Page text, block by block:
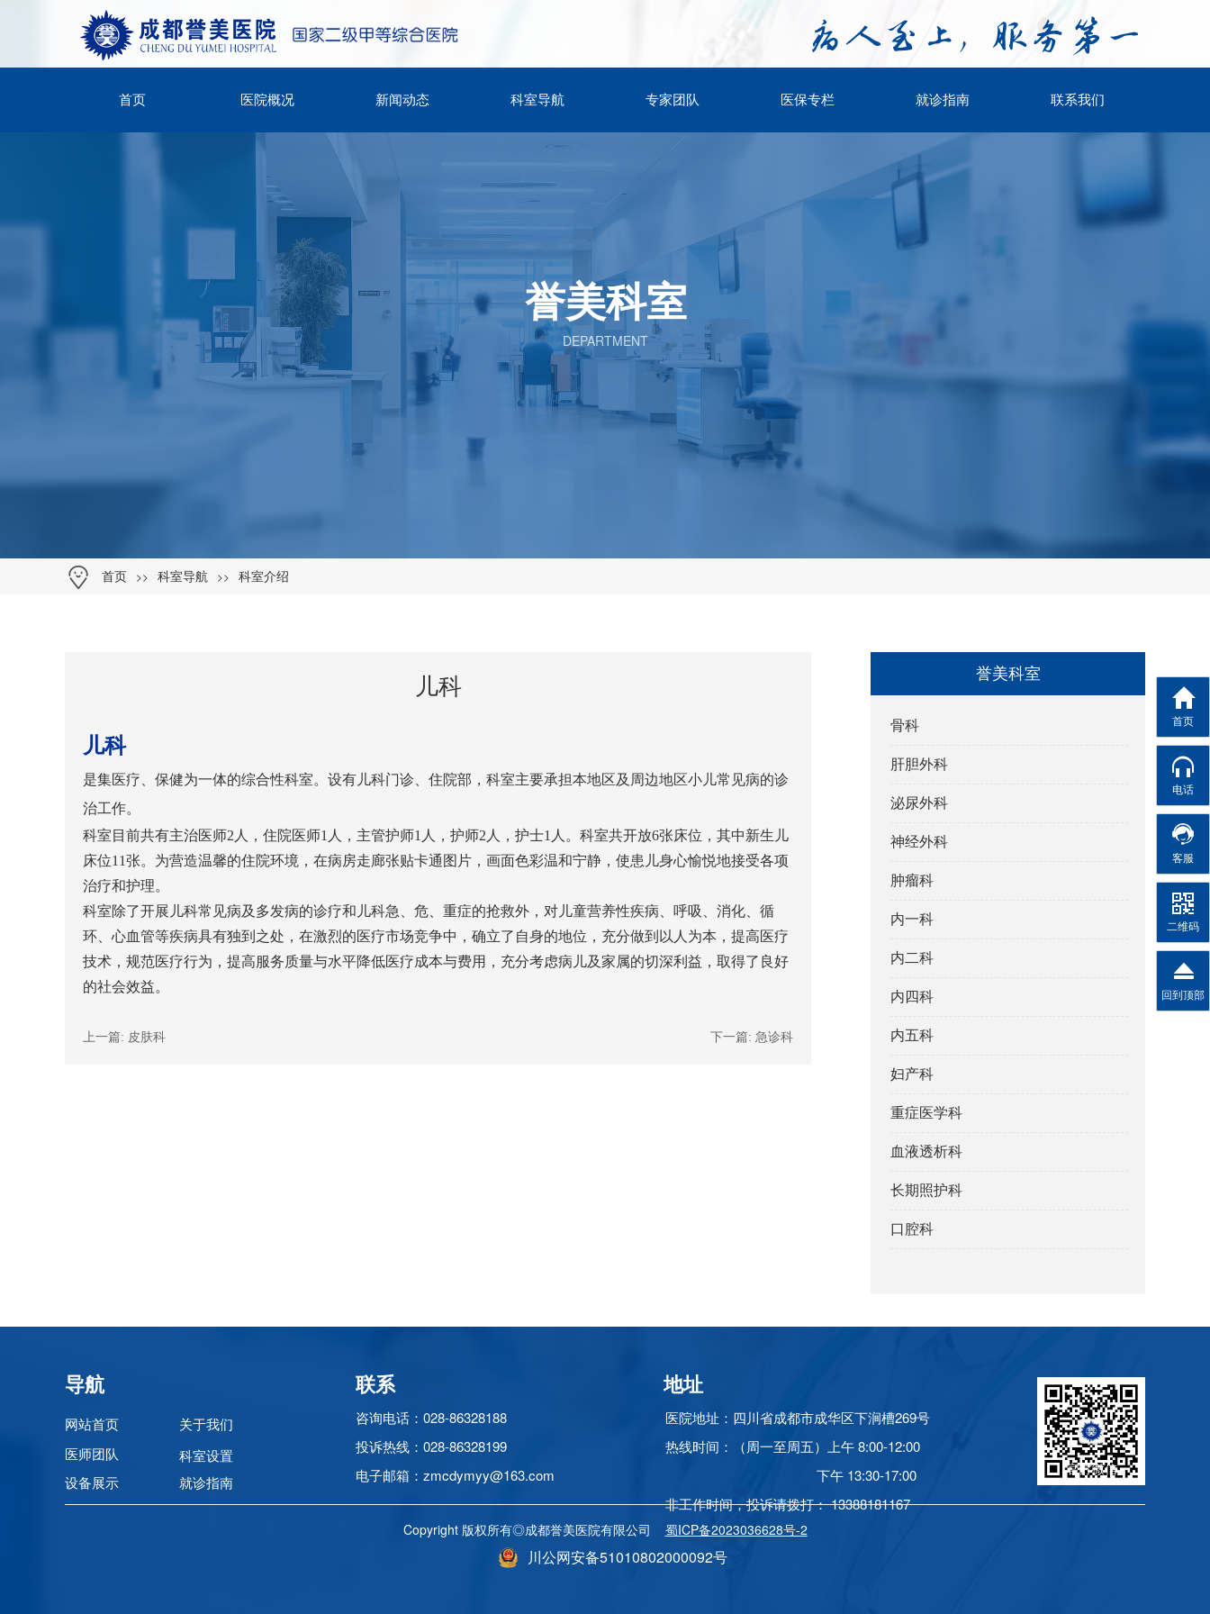
誉美科室
DEPARTMENT
首页 >> 科室导航 >> 科室介绍
儿科
儿科
是集医疗、保健为一体的综合性科室。设有儿科门诊、住院部，科室主要承担本地区及周边地区小儿常见病的诊
治工作。
科室目前共有主治医师2人，住院医师1人，主管护师1人，护师2人，护士1人。科室共开放6张床位，其中新生儿
床位11张。为营造温馨的住院环境，在病房走廊张贴卡通图片，画面色彩温和宁静，使患儿身心愉悦地接受各项
治疗和护理。
科室除了开展儿科常见病及多发病的诊疗和儿科急、危、重症的抢救外，对儿童营养性疾病、呼吸、消化、循
环、心血管等疾病具有独到之处，在激烈的医疗市场竞争中，确立了自身的地位，充分做到以人为本，提高医疗
技术，规范医疗行为，提高服务质量与水平降低医疗成本与费用，充分考虑病儿及家属的切深利益，取得了良好
的社会效益。
上一篇: 皮肤科 下一篇: 急诊科
誉美科室
骨科
肝胆外科
泌尿外科
神经外科
肿瘤科
内一科
内二科
内四科
内五科
妇产科
重症医学科
血液透析科
长期照护科
口腔科
网站首页 关于我们
设备展示
医师团队
科室设置
就诊指南
咨询电话：028-86328188
投诉热线： 028-86328199
电子邮箱：zmcdymyy@163.com
Copyright 版权所有◎成都誉美医院有限公司 蜀ICP备2023036628号-2
官方微信
导航 联系
医院地址： 四川省成都市成华区下涧槽269号
热线时间：
（周一至周五）上午 8:00-12:00
下午 13:30-17:00
非工作时间，投诉请拨打： 13388181167
地址
首页 医院概况 新闻动态 科室导航 专家团队 医保专栏 就诊指南 联系我们
首页
电话
客服
二维码
回到顶部
川公网安备51010802000092号